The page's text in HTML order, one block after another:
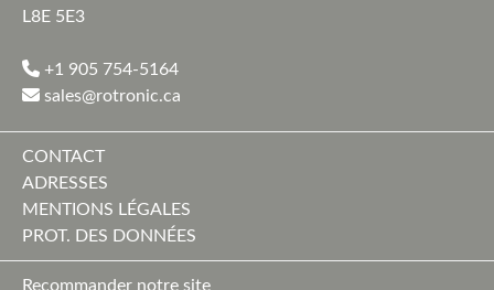
L8E 5E3
+1 905 754-5164
sales@rotronic.ca
CONTACT
ADRESSES
MENTIONS LÉGALES
PROT. DES DONNÉES
Recommander notre site